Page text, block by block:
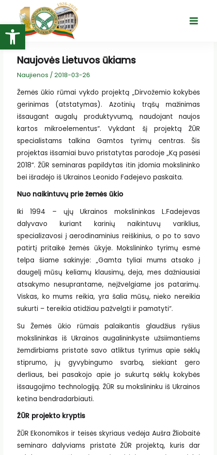
Open toolbar
turinio
Main
Naujovės Lietuvos ūkiams
Naujienos / 2018-03-26
Žemės ūkio rūmai vykdo projektą „Dirvožemio kokybės
gerinimas (atstatymas). Azotinių trąšų mažinimas
išsaugant augalų produktyvumą, naudojant naujos
kartos mikroelementus“. Vykdant šį projektą ŽŪR
specialistams talkina Gamtos tyrimų centras. Šis
projektas išsamiai buvo pristatytas parodoje „Ką pasėsi
2018“. ŽŪR seminaras papildytas itin įdomia mokslininko
bei išradėjo iš Ukrainos Leonido Fadejevo paskaita.
Nuo naikintuvų prie žemės ūkio
Iki 1994 – ųjų Ukrainos mokslininkas L.Fadejevas
dalyvavo kuriant karinių naikintuvų variklius,
specializavosi į aerodinaminius reiškinius, o po to savo
patirtį pritaikė žemės ūkyje. Mokslininko tyrimų esmė
telpa šiame sakinyje: „Gamta tyliai mums atsako į
daugelį mūsų keliamų klausimų, deja, mes dažniausiai
atsakymo nesuprantame, neįžvelgiame jos patarimų.
Viskas, ko mums reikia, yra šalia mūsų, nieko nereikia
sukurti – tereikia atidžiau pažvelgti ir pamatyti“.
Su Žemės ūkio rūmais palaikantis glaudžius ryšius
mokslininkas iš Ukrainos augalininkyste užsiimantiems
žemdirbiams pristatė savo atliktus tyrimus apie sėklų
stiprumo, jų gyvybingumo svarbą, siekiant gero
derliaus, bei pasakojo apie jo sukurtą sėklų kokybės
išsaugojimo technologiją. ŽŪR su mokslininku iš Ukrainos
ketina bendradarbiauti.
ŽŪR projekto kryptis
ŽŪR Ekonomikos ir teisės skyriaus vedėja Aušra Žliobaitė
seminaro dalyviams pristatė ŽŪR projektą, kuris dar